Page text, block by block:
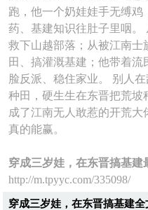
跑，他一个奶娃娃手无缚
药、基建知识往肚子里咽
救下山越部落；从被江南
田、搞灌溉基建；他带着
脸反派、稳住家业。 别人
种田，硬生生在东晋把荒
成了江南无人敢惹的开荒大
真的能赢。
穿成三岁娃，在东晋搞基建
http://m.tpyyc.com/335098/
穿成三岁娃，在东晋搞基建